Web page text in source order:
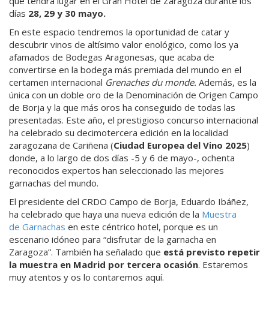
días 28, 29 y 30 mayo.
En este espacio tendremos la oportunidad de catar y
descubrir vinos de altísimo valor enológico, como los ya
afamados de Bodegas Aragonesas, que acaba de
convertirse en la bodega más premiada del mundo en el
certamen internacional Grenaches du monde. Además, es la
única con un doble oro de la Denominación de Origen Campo
de Borja y la que más oros ha conseguido de todas las
presentadas. Este año, el prestigioso concurso internacional
ha celebrado su decimotercera edición en la localidad
zaragozana de Cariñena (Ciudad Europea del Vino 2025)
donde, a lo largo de dos días -5 y 6 de mayo-, ochenta
reconocidos expertos han seleccionado las mejores
garnachas del mundo.
El presidente del CRDO Campo de Borja, Eduardo Ibáñez,
ha celebrado que haya una nueva edición de la Muestra
de Garnachas en este céntrico hotel, porque es un
escenario idóneo para “disfrutar de la garnacha en
Zaragoza”. También ha señalado que está previsto repetir
la muestra en Madrid por tercera ocasión. Estaremos
muy atentos y os lo contaremos aquí.